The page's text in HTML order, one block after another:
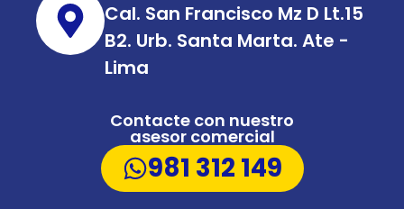
Cal. San Francisco Mz D Lt.15
B2. Urb. Santa Marta. Ate -
Lima
Contacte con nuestro
asesor comercial
981 312 149